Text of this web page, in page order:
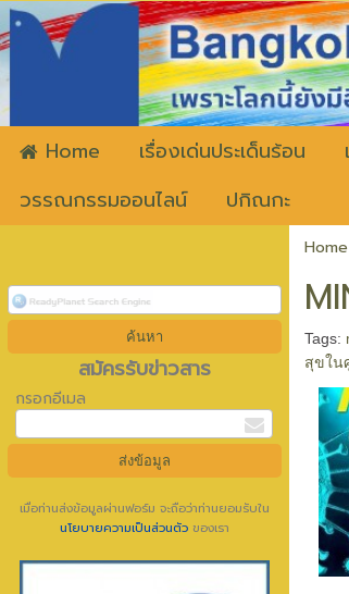
Home เรื่องเด่นประเด็นร้อน
วรรณกรรมออนไลน์
ปกิณกะ
สมัครรับข่าวสาร
กรอกอีเมล
เมื่อท่านส่งข้อมูลผ่านฟอร์ม จะถือว่าท่านยอมรับใน
นโยบายความเป็นส่วนตัว ของเรา
Home
Tags:
สุขใน